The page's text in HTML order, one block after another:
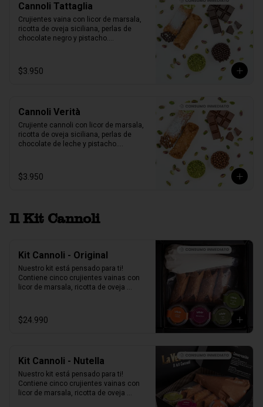
Cannoli Tattaglia
Crujientes vaina con licor de marsala,
ricotta de oveja siciliana, perlas de
chocolate negro y pistacho.
$3.950
Cannoli Verità
Crujiente cannoli con licor de marsala,
ricotta de oveja siciliana, perlas de
chocolate de leche y pistacho.
$3.950
Il Kit Cannoli
Kit Cannoli - Original
Nuestro kit está pensado para ti!
Contiene cinco crujientes vainas con
licor de marsala, ricotta de oveja
pistacho y una exquisita crema de
pistacho.
$24.990
Kit Cannoli - Nutella
Nuestro kit está pensado para ti!
Contiene cinco crujientes vainas con
licor de marsala, ricotta de oveja